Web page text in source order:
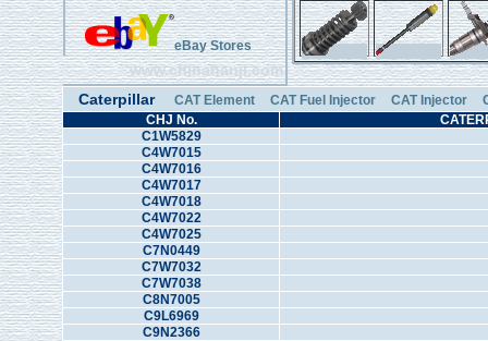
eBay Stores
www.chinahanji.com
Caterpillar CAT Element CAT Fuel Injector CAT Injector
CHJ No.
C1W5829
C4W7015
C4W7016
C4W7017
C4W7018
C4W7022
C4W7025
C7N0449
C7W7032
C7W7038
C8N7005
C9L6969
C9N2366